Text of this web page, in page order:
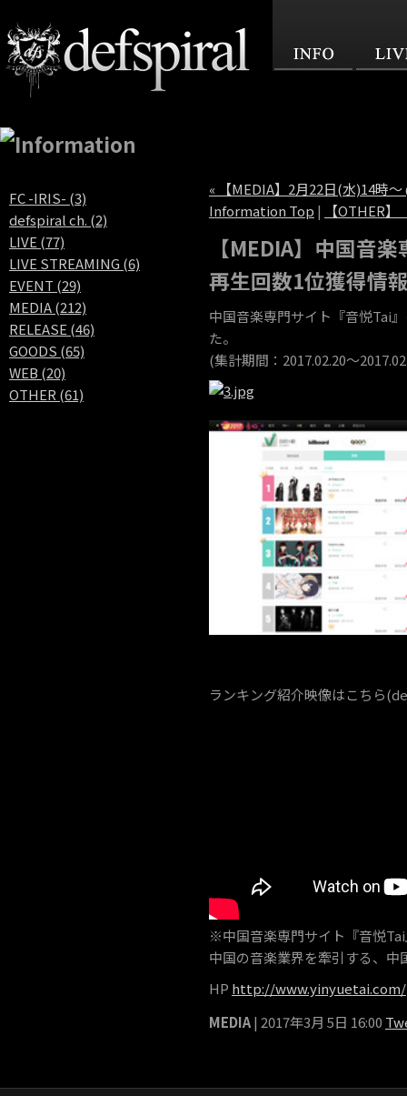
FC -IRIS- (3)
defspiral ch. (2)
LIVE (77)
LIVE STREAMING (6)
EVENT (29)
MEDIA (212)
RELEASE (46)
GOODS (65)
WEB (20)
OTHER (61)
« 【MEDIA】2月22日(水)14時
Information Top | 【OTHER
【MEDIA】中国音
再生回数1位獲得情
中国音楽専門サイト『音悦Tai
た。
(集計期間：2017.02.20〜
ランキング紹介映像はこちら
※中国音楽専門サイト『音悦
中国の音楽業界を牽引する、
HP http://www.yinyuetai.com/
MEDIA| 2017年3月 5日 16:00